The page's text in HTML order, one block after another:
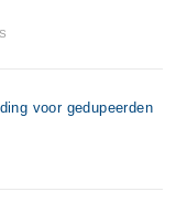
voor gedupeerden